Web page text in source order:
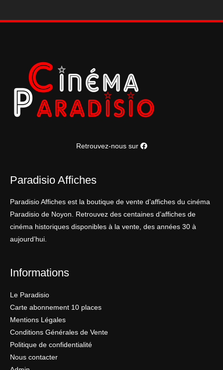
Retrouvez-nous sur
Paradisio Affiches
Paradisio Affiches est la boutique de vente d’affiches du cinéma
Paradisio de Noyon. Retrouvez des centaines d’affiches de
cinéma historiques disponibles à la vente, des années 30 à
aujourd’hui.
Informations
Le Paradisio
Carte abonnement 10 places
Mentions Légales
Conditions Générales de Vente
Politique de confidentialité
Nous contacter